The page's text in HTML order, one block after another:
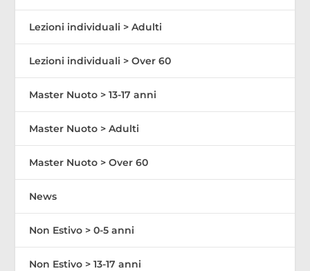
Lezioni individuali > Adulti
Lezioni individuali > Over 60
Master Nuoto > 13-17 anni
Master Nuoto > Adulti
Master Nuoto > Over 60
News
Non Estivo > 0-5 anni
Non Estivo > 13-17 anni